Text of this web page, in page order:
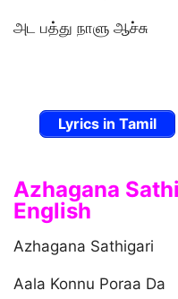
அட பத்து நாளு ஆச்சு
Lyrics in Tamil
Azhagana
English
Azhagana Sathigari
Aala Konnu Poraa Da